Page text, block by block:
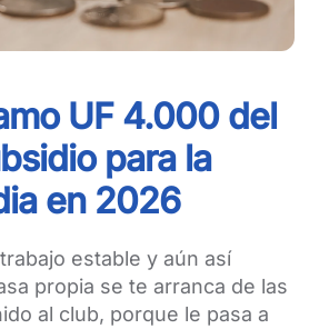
UF 4.000 del
para la
en 2026
estable y aún así
propia se te arranca de las
al club, porque le pasa a